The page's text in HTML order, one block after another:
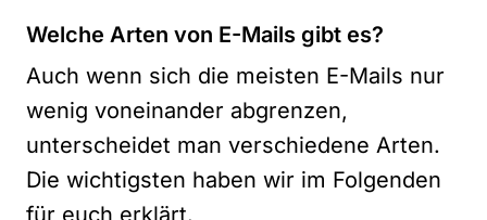
Welche Arten von E-Mails gibt es?
Auch wenn sich die meisten E-Mails nur
wenig voneinander abgrenzen,
unterscheidet man verschiedene Arten.
Die wichtigsten haben wir im Folgenden
für euch erklärt.